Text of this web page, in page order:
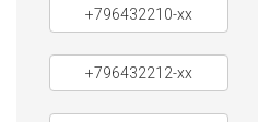
+796432210-xx
+796432212-xx